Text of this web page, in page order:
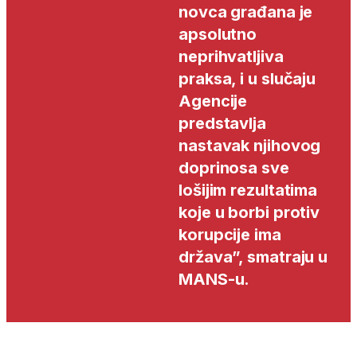
novca građana je
apsolutno
neprihvatljiva
praksa, i u slučaju
Agencije
predstavlja
nastavak njihovog
doprinosa sve
lošijim rezultatima
koje u borbi protiv
korupcije ima
država”, smatraju u
MANS-u.